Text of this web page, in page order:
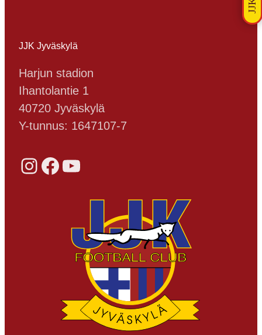
JJK Jyväskylä
Harjun stadion
Ihantolantie 1
40720 Jyväskylä
Y-tunnus: 1647107-7
Instagram Facebook YouTube